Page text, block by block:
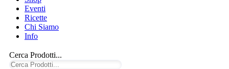
Eventi
Ricette
Chi Siamo
Info
Cerca Prodotti...